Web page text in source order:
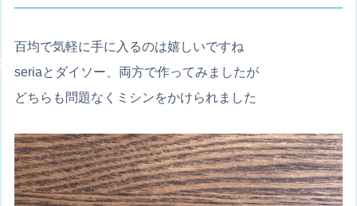
百均で気軽に手に入るのは嬉しいですね
seriaとダイソー、両方で作ってみましたが
どちらも問題なくミシンをかけられました